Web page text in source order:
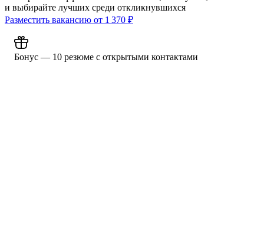
и выбирайте лучших среди откликнувшихся
Разместить вакансию от 1 370 ₽
Бонус — 10 резюме с открытыми контактами